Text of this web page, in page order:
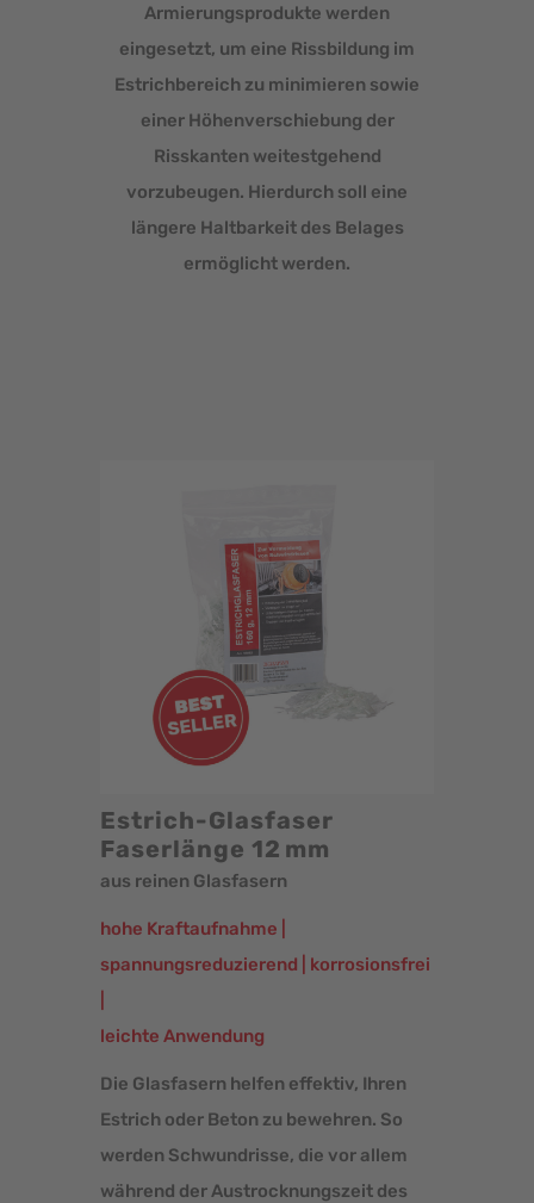
Armierungsprodukte werden
eingesetzt, um eine Rissbildung im
Estrichbereich zu minimieren sowie
einer Höhenverschiebung der
Risskanten weitestgehend
vorzubeugen. Hierdurch soll eine
längere Haltbarkeit des Belages
ermöglicht werden.
Estrich-Glasfaser
Faserlänge 12 mm
aus reinen Glasfasern
hohe Kraftaufnahme |
spannungsreduzierend | korrosionsfrei
­leichte Anwendung
Die Glasfasern helfen effektiv, Ihren
Estrich oder Beton zu bewehren. So
werden Schwundrisse, die vor allem
während der Austrocknungszeit des